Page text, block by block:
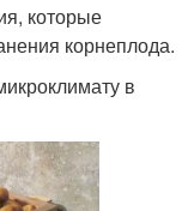
которые
корнеплода.
в